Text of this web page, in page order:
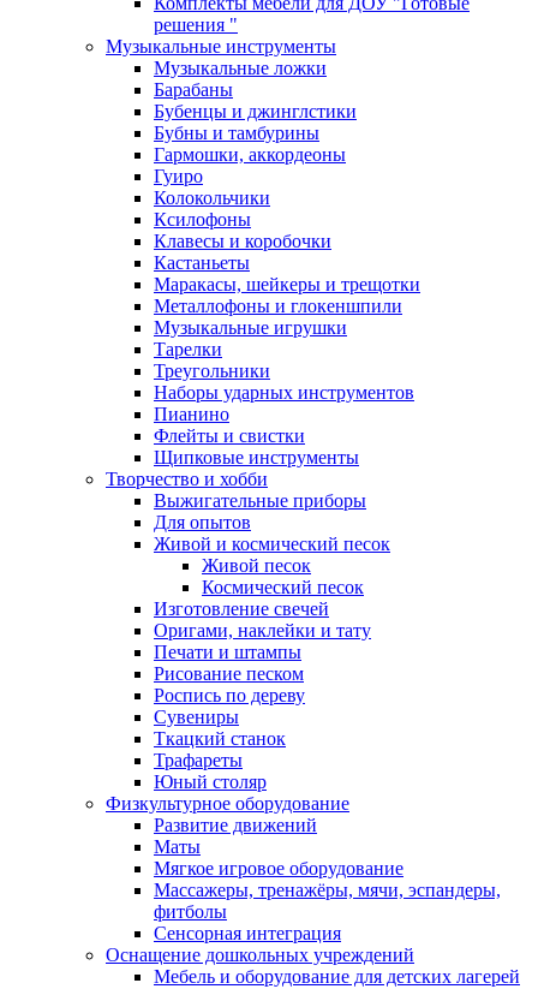
решения "
Музыкальные инструменты
Музыкальные ложки
Барабаны
Бубенцы и джинглстики
Бубны и тамбурины
Гармошки, аккордеоны
Гуиро
Колокольчики
Ксилофоны
Клавесы и коробочки
Кастаньеты
Маракасы, шейкеры и трещотки
Металлофоны и глокеншпили
Музыкальные игрушки
Тарелки
Треугольники
Наборы ударных инструментов
Пианино
Флейты и свистки
Щипковые инструменты
Творчество и хобби
Выжигательные приборы
Для опытов
Живой и космический песок
Живой песок
Космический песок
Изготовление свечей
Оригами, наклейки и тату
Печати и штампы
Рисование песком
Роспись по дереву
Сувениры
Ткацкий станок
Трафареты
Юный столяр
Физкультурное оборудование
Развитие движений
Маты
Мягкое игровое оборудование
Массажеры, тренажёры, мячи, эспандеры,
фитболы
Сенсорная интеграция
Оснащение дошкольных учреждений
Мебель и оборудование для детских лагерей